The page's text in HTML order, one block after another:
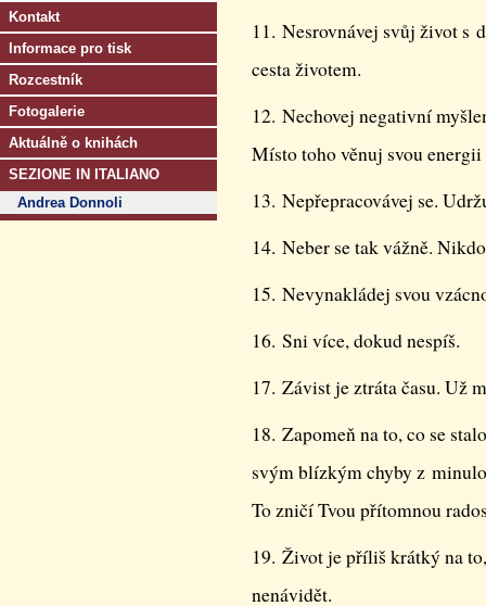
Kontakt
Informace pro tisk
Rozcestník
Fotogalerie
Aktuálně o knihách
SEZIONE IN ITALIANO
Andrea Donnoli
11. Nesrovnávej svůj život s
cesta životem.
12. Nechovej negativní
Místo toho věnuj svou
13. Nepřepracovávej se.
14. Neber se tak vážně.
15. Nevynakládej svou
16. Sni více, dokud nespíš.
17. Závist je ztráta času. Už
18. Zapomeň na to, co se
svým blízkým chyby z
To zničí Tvou přítomnou
19. Život je příliš krátký na
nenávidět.